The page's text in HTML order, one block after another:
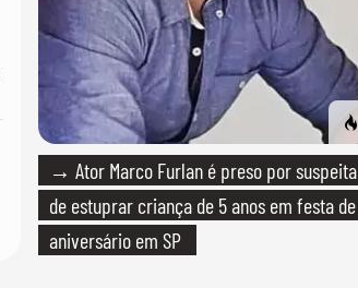
→ Ator Marco Furlan é preso por suspeita
de estuprar criança de 5 anos em festa de
aniversário em SP